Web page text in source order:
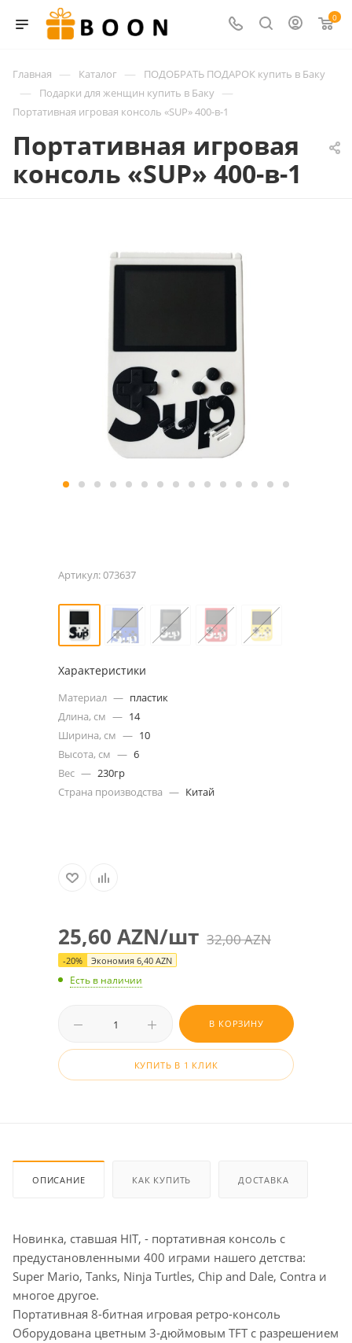
0
Главная — Каталог — ПОДОБРАТЬ ПОДАРОК купить в Баку
— Подарки для женщин купить в Баку —
Портативная игровая консоль «SUP» 400-в-1
Портативная игровая
консоль «SUP» 400-в-1
Артикул:073637
Характеристики
Материал — пластик
Длина, см — 14
Ширина, см — 10
Высота, см — 6
Вес — 230гр
Страна производства — Китай
25,60 AZN/шт 32,00AZN
-20% Экономия 6,40 AZN
Есть в наличии
В КОРЗИНУ
КУПИТЬ В 1 КЛИК
ОПИСАНИЕ КАК КУПИТЬ ДОСТАВКА
Новинка, ставшая HIT, - портативная консоль с
предустановленными 400 играми нашего детства:
Super Mario, Tanks, Ninja Turtles, Chip and Dale, Contra и
многое другое.
Портативная 8-битная игровая ретро-консоль
Оборудована цветным 3-дюймовым TFT с разрешением